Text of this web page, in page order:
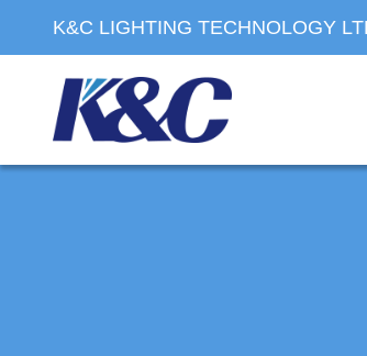
K&C LIGHTING TECHNOLOGY